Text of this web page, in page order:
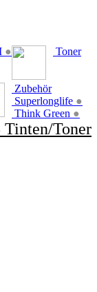
● Toner
Zubehör
Superlonglife ●
Think Green ●
Tinten/Toner